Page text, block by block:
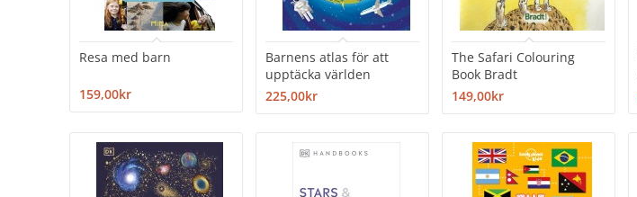
Resa med barn
159,00kr
Barnens atlas för att
upptäcka världen
225,00kr
The Safari Colouring
Book Bradt
149,00kr